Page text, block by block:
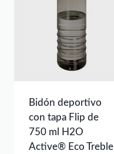
Bidón deportivo
con tapa Flip de
750 ml H2O
Active® Eco Treble